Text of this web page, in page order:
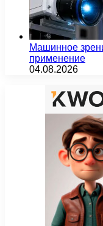
Машинное
применение
04.08.2026